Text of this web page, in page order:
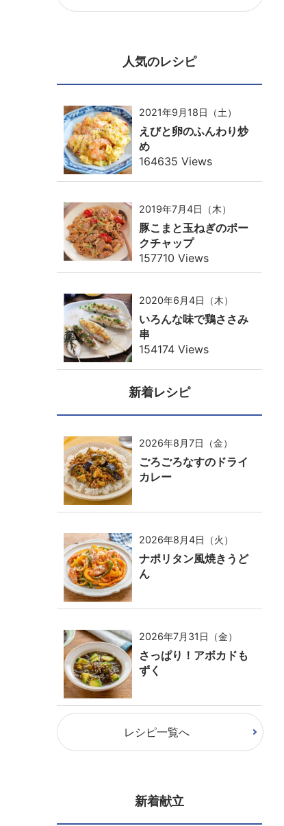
人気のレシピ
2021年9月18日（土）
えびと卵のふんわり炒
め
164635 Views
2019年7月4日（木）
豚こまと玉ねぎのポー
クチャップ
157710 Views
2020年6月4日（木）
いろんな味で鶏ささみ
串
154174 Views
新着レシピ
2026年8月7日（金）
ごろごろなすのドライ
カレー
2026年8月4日（火）
ナポリタン風焼きうど
ん
2026年7月31日（金）
さっぱり！アボカドも
ずく
レシピ一覧へ
新着献立